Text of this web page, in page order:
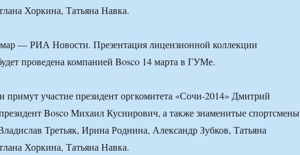
Хоркина, Татьяна Навка.
— РИА Новости. Презентация лицензионной коллекции
проведена компанией Bosco 14 марта в ГУМе.
примут участие президент оргкомитета «Сочи-2014» Дмитрий
Bosco Михаил Куснирович, а также знаменитые спортсмены
Третьяк, Ирина Роднина, Александр Зубков, Татьяна
Хоркина, Татьяна Навка.